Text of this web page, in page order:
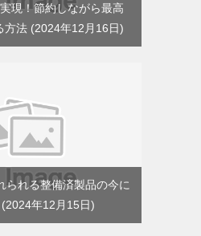
現！節約しながら最高
方法
2024年12月16日
られる整備済製品の今に
2024年12月15日